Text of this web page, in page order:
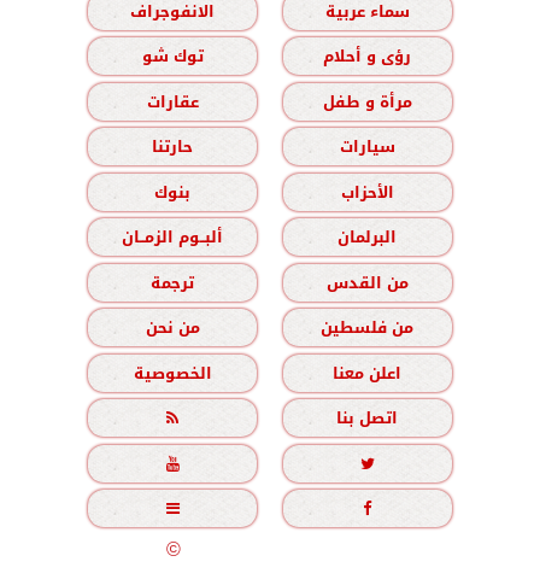
سماء عربية
الانفوجراف
رؤى و أحلام
توك شو
مرأة و طفل
عقارات
سيارات
حارتنا
الأحزاب
بنوك
البرلمان
ألبــوم الزمــان
من القدس
ترجمة
من فلسطين
من نحن
اعلن معنا
الخصوصية
اتصل بنا





جميع الحقوق محفوظة©